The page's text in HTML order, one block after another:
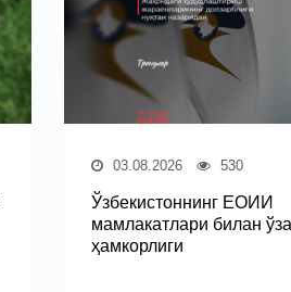
03.08.2026 530
Ўзбекистоннинг ЕОИИ
мамлакатлари билан
ҳамкорлиги